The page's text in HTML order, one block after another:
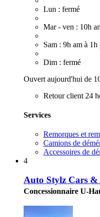
Lun : fermé
Mar - ven : 10h
Sam : 9h am à 1h
Dim : fermé
Ouvert aujourd'hui de
Retour client 24
Services
Remorques et
Camions de
Accessoires de
4
Auto Stylz Cars
Concessionnaire U-